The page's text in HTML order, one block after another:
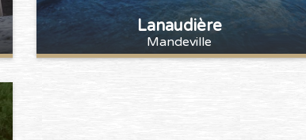
Lanaudière
Mandeville